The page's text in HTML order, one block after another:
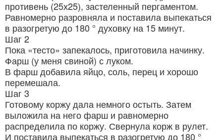
противень (25х25), застеленный пергаментом.
Равномерно разровняла и поставила выпекаться
в разогретую до 180 ° духовку на 15 минут.
Шаг 2
Пока «тесто» запекалось, приготовила начинку.
Фарш (у меня свиной) с луком.
В фарш добавила яйцо, соль, перец и хорошо
перемешала.
Шаг 3
Готовому коржу дала немного остыть. Затем
выложила на него фарш и равномерно
распределила по коржу. Свернула корж в рулет.
И поставила выпекаться в разогретую до 180 °